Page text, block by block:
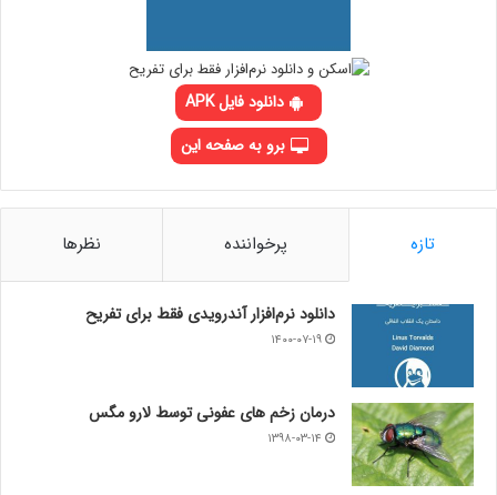
دانلود فایل APK
برو به صفحه این
تازه پرخواننده نظرها
دانلود نرم‌افزار آندرویدی فقط برای تفریح
۱۴۰۰-۰۷-۱۹
درمان زخم های عفونی توسط لارو مگس
۱۳۹۸-۰۳-۱۴